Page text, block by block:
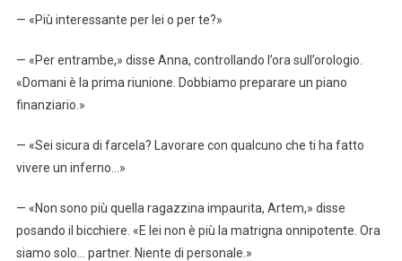
— «Più interessante per lei o per te?»
— «Per entrambe,» disse Anna, controllando l’ora sull’orologio.
«Domani è la prima riunione. Dobbiamo preparare un piano
finanziario.»
— «Sei sicura di farcela? Lavorare con qualcuno che ti ha fatto
vivere un inferno…»
— «Non sono più quella ragazzina impaurita, Artem,» disse
posando il bicchiere. «E lei non è più la matrigna onnipotente. Ora
siamo solo… partner. Niente di personale.»